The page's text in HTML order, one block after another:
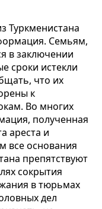
Туркменистана
Семьям,
в заключении
сроки истекли
что их
к
Во многих
полученная
ареста и
все основания
препятствуют
сокрытия
в тюрьмах
дел